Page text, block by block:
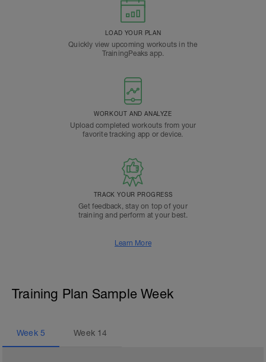
LOAD YOUR PLAN
Quickly view upcoming workouts in the
TrainingPeaks app.
WORKOUT AND ANALYZE
Upload completed workouts from your
favorite tracking app or device.
TRACK YOUR PROGRESS
Get feedback, stay on top of your
training and perform at your best.
Learn More
Training Plan Sample Week
Week 5 Week 14